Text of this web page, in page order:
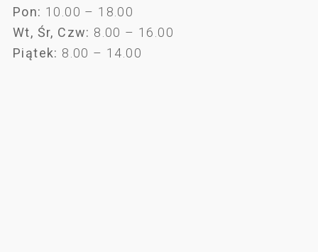
Pon: 10.00 – 18.00
Wt, Śr, Czw: 8.00 – 16.00
Piątek: 8.00 – 14.00